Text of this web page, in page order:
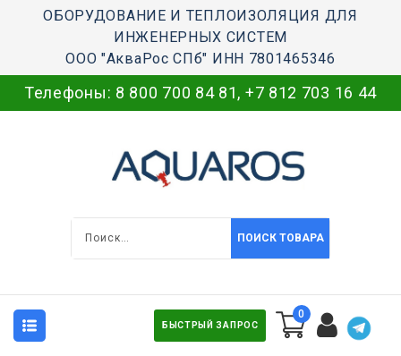
ОБОРУДОВАНИЕ И ТЕПЛОИЗОЛЯЦИЯ ДЛЯ
ИНЖЕНЕРНЫХ СИСТЕМ
ООО "АкваРос СПб" ИНН 7801465346
Телефоны: 8 800 700 84 81, +7 812 703 16 44
ПОИСК ТОВАРА
БЫСТРЫЙ ЗАПРОС
0